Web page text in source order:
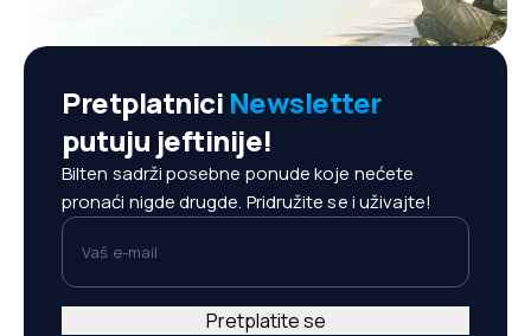
Pretplatnici Newsletter
putuju jeftinije!
Bilten sadrži posebne ponude koje nećete
pronaći nigde drugde. Pridružite se i uživajte!
Vaš e-mail
Pretplatite se